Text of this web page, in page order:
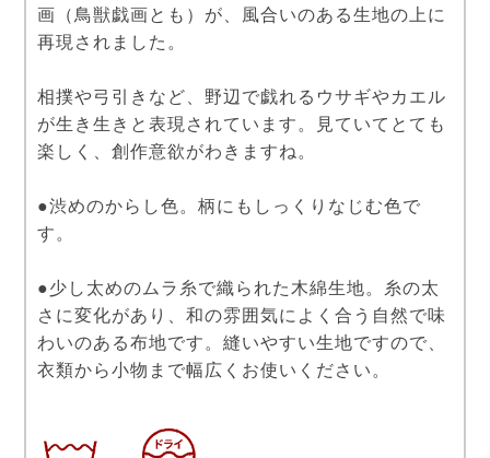
画（鳥獣戯画とも）が、風合いのある生地の上に
再現されました。
相撲や弓引きなど、野辺で戯れるウサギやカエル
が生き生きと表現されています。見ていてとても
楽しく、創作意欲がわきますね。
●渋めのからし色。柄にもしっくりなじむ色で
す。
●少し太めのムラ糸で織られた木綿生地。糸の太
さに変化があり、和の雰囲気によく合う自然で味
わいのある布地です。縫いやすい生地ですので、
衣類から小物まで幅広くお使いください。